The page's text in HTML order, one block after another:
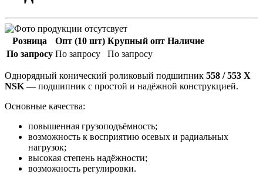
Розница Опт (10 шт) Крупный опт Наличие
По запросу По запросу По запросу
Однорядный конический роликовый подшипник 558 / 553 X
NSK — подшипник с простой и надёжной конструкцией.
Основные качества:
повышенная грузоподъёмность;
возможность к восприятию осевых и радиальных
нагрузок;
высокая степень надёжности;
возможность регулировки.